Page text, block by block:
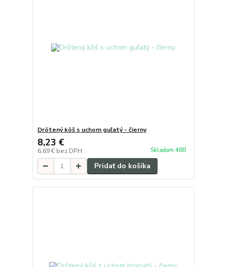
Drôtený kôš s uchom guľatý - čierny
8,23 €
6,69 € bez DPH Skladom 488
Pridať do košíka